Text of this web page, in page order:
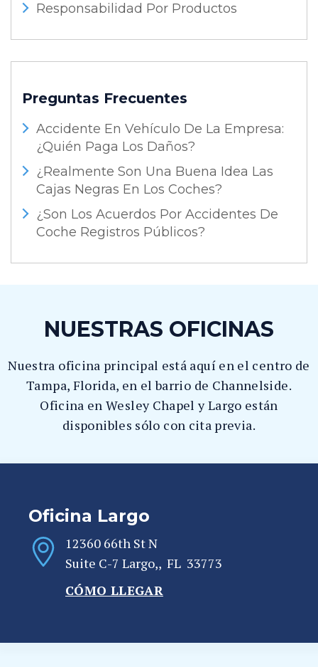
Responsabilidad Por Productos
Preguntas Frecuentes
Accidente En Vehículo De La Empresa:
¿Quién Paga Los Daños?
¿Realmente Son Una Buena Idea Las
Cajas Negras En Los Coches?
¿Son Los Acuerdos Por Accidentes De
Coche Registros Públicos?
NUESTRAS OFICINAS
Nuestra oficina principal está aquí en el centro de
Tampa, Florida, en el barrio de Channelside.
Oficina en Wesley Chapel y Largo están
disponibles sólo con cita previa.
Oficina Largo
12360 66th St N
Suite C-7 Largo,, FL 33773
CÓMO LLEGAR